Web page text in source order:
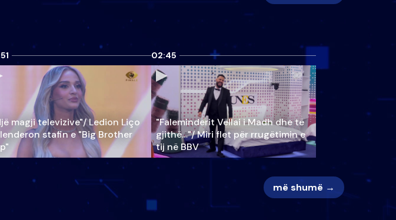
magji televizive"/ Ledion Liço
stafin e "Big Brother
02:45
"Faleminderit Vëllai i Madh dhe të
gjithë…"/ Miri flet për rrugëtimin e
tij në BBV
më shumë →